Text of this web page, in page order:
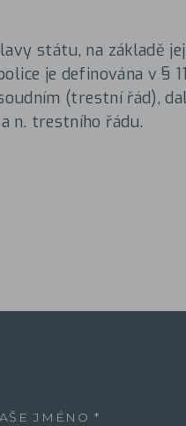
státu, na základě
je definována v §
(trestní řád),
n. trestního řádu.
JMÉNO